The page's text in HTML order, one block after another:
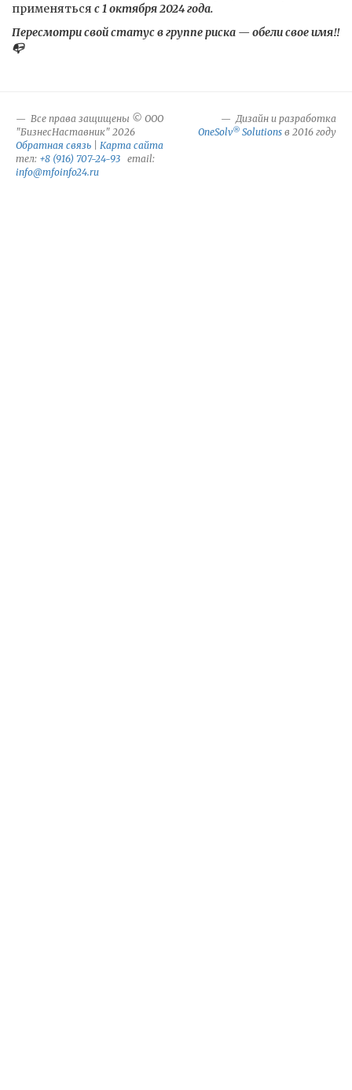
применяться с 1 октября 2024 года.
Пересмотри свой статус в группе риска — обели свое имя‼️
📭
Все права защищены © ООО
"БизнесНаставник" 2026
Обратная связь
Карта сайта
тел: +8 (916) 707-24-93 email:
info@mfoinfo24.ru
Дизайн и разработка
OneSolv® Solutions в 2016 году